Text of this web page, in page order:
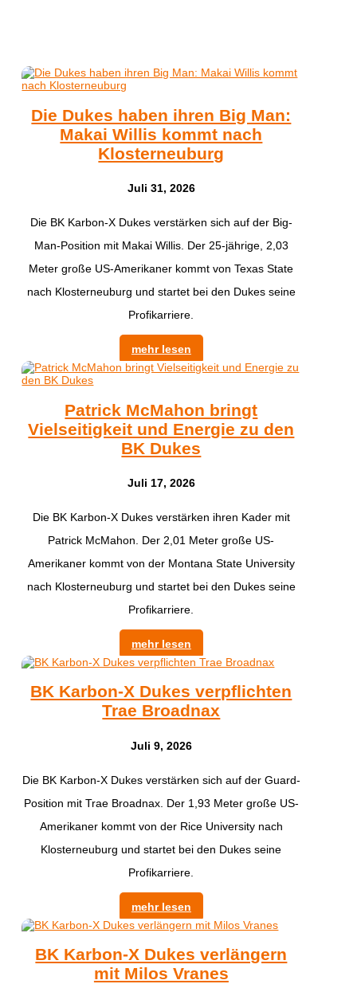
Die Dukes haben ihren Big Man:
Makai Willis kommt nach
Klosterneuburg
Juli 31, 2026
​Die BK Karbon-X Dukes verstärken sich auf der Big-
Man-Position mit Makai Willis. Der 25-jährige, 2,03
Meter große US-Amerikaner kommt von Texas State
nach Klosterneuburg und startet bei den Dukes seine
Profikarriere.
mehr lesen
Patrick McMahon bringt
Vielseitigkeit und Energie zu den
BK Dukes
Juli 17, 2026
Die BK Karbon-X Dukes verstärken ihren Kader mit
Patrick McMahon. Der 2,01 Meter große US-
Amerikaner kommt von der Montana State University
nach Klosterneuburg und startet bei den Dukes seine
Profikarriere.
mehr lesen
BK Karbon-X Dukes verpflichten
Trae Broadnax
Juli 9, 2026
Die BK Karbon-X Dukes verstärken sich auf der Guard-
Position mit Trae Broadnax. Der 1,93 Meter große US-
Amerikaner kommt von der Rice University nach
Klosterneuburg und startet bei den Dukes seine
Profikarriere.
mehr lesen
BK Karbon-X Dukes verlängern
mit Milos Vranes